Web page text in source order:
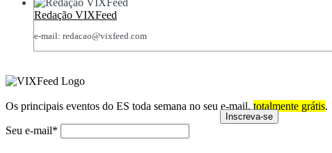
Redação VIXFeed
e-mail: redacao@vixfeed.com
Os principais eventos do ES toda semana no seu e-mail, totalmente grátis.
Seu e-mail*